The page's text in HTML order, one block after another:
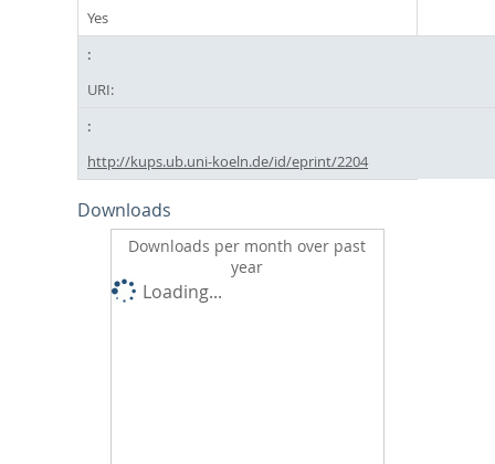
Yes
URI:
http://kups.ub.uni-koeln.de/id/eprint/2204
Downloads
Downloads per month over past
year
Loading...